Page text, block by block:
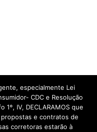
de Seguros.
especialmente Lei
CDC e Resolução
1º, IV, DECLARAMOS que
e contratos de
corretoras estarão à